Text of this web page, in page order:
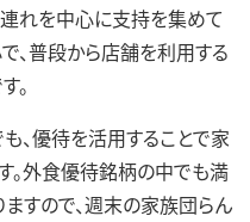
連れを中心に支持を集めて
、普段から店舗を利用する
。
、優待を活用することで家
。外食優待銘柄の中でも満
すので、週末の家族団らん